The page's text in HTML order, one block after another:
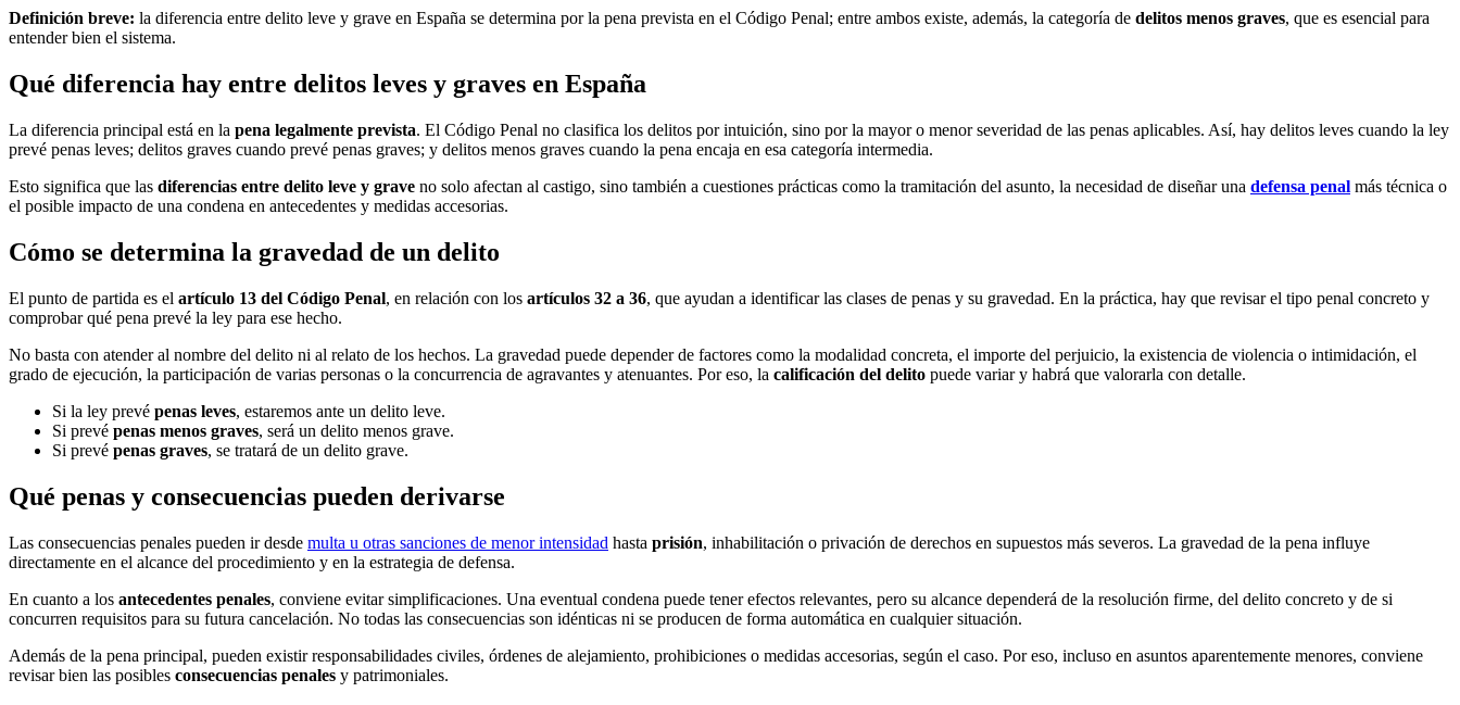
Definición breve: la diferencia entre delito leve y grave en España se determina por la pena prevista en el Código Penal; entre ambos existe, además, la categoría de delitos menos graves, que es esencial para
entender bien el sistema.
Qué diferencia hay entre delitos leves y graves en España
La diferencia principal está en la pena legalmente prevista. El Código Penal no clasifica los delitos por intuición, sino por la mayor o menor severidad de las penas aplicables. Así, hay delitos leves cuando la ley
prevé penas leves; delitos graves cuando prevé penas graves; y delitos menos graves cuando la pena encaja en esa categoría intermedia.
Esto significa que las diferencias entre delito leve y grave no solo afectan al castigo, sino también a cuestiones prácticas como la tramitación del asunto, la necesidad de diseñar una defensa penal más técnica o
el posible impacto de una condena en antecedentes y medidas accesorias.
Cómo se determina la gravedad de un delito
El punto de partida es el artículo 13 del Código Penal, en relación con los artículos 32 a 36, que ayudan a identificar las clases de penas y su gravedad. En la práctica, hay que revisar el tipo penal concreto y
comprobar qué pena prevé la ley para ese hecho.
No basta con atender al nombre del delito ni al relato de los hechos. La gravedad puede depender de factores como la modalidad concreta, el importe del perjuicio, la existencia de violencia o intimidación, el
grado de ejecución, la participación de varias personas o la concurrencia de agravantes y atenuantes. Por eso, la calificación del delito puede variar y habrá que valorarla con detalle.
Si la ley prevé penas leves, estaremos ante un delito leve.
Si prevé penas menos graves, será un delito menos grave.
Si prevé penas graves, se tratará de un delito grave.
Qué penas y consecuencias pueden derivarse
Las consecuencias penales pueden ir desde multa u otras sanciones de menor intensidad hasta prisión, inhabilitación o privación de derechos en supuestos más severos. La gravedad de la pena influye
directamente en el alcance del procedimiento y en la estrategia de defensa.
En cuanto a los antecedentes penales, conviene evitar simplificaciones. Una eventual condena puede tener efectos relevantes, pero su alcance dependerá de la resolución firme, del delito concreto y de si
concurren requisitos para su futura cancelación. No todas las consecuencias son idénticas ni se producen de forma automática en cualquier situación.
Además de la pena principal, pueden existir responsabilidades civiles, órdenes de alejamiento, prohibiciones o medidas accesorias, según el caso. Por eso, incluso en asuntos aparentemente menores, conviene
revisar bien las posibles consecuencias penales y patrimoniales.